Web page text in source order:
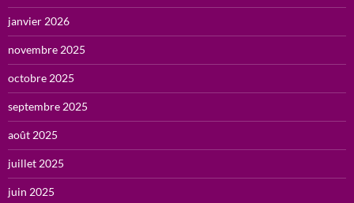
janvier 2026
novembre 2025
octobre 2025
septembre 2025
août 2025
juillet 2025
juin 2025